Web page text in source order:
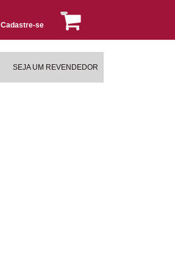
Cadastre-se
SEJA UM REVENDEDOR